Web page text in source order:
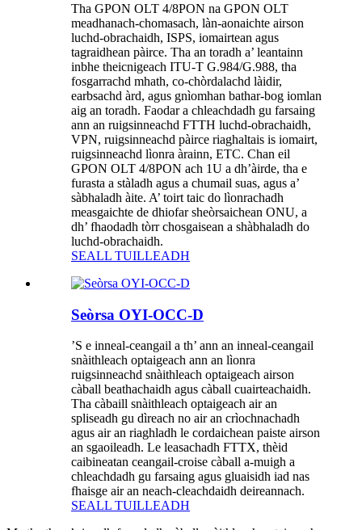
Tha GPON OLT 4/8PON na GPON OLT
meadhanach-chomasach, làn-aonaichte airson
luchd-obrachaidh, ISPS, iomairtean agus
tagraidhean pàirce. Tha an toradh a’ leantainn
inbhe theicnigeach ITU-T G.984/G.988, tha
fosgarrachd mhath, co-chòrdalachd làidir,
earbsachd àrd, agus gnìomhan bathar-bog iomlan
aig an toradh. Faodar a chleachdadh gu farsaing
ann an ruigsinneachd FTTH luchd-obrachaidh,
VPN, ruigsinneachd pàirce riaghaltais is iomairt,
ruigsinneachd lìonra àrainn, ETC. Chan eil
GPON OLT 4/8PON ach 1U a dh’àirde, tha e
furasta a stàladh agus a chumail suas, agus a’
sàbhaladh àite. A’ toirt taic do lìonrachadh
measgaichte de dhiofar sheòrsaichean ONU, a
dh’ fhaodadh tòrr chosgaisean a shàbhaladh do
luchd-obrachaidh.
SEALL TUILLEADH
Seòrsa OYI-OCC-D
’S e inneal-ceangail a th’ ann an inneal-ceangail
snàithleach optaigeach ann an lìonra
ruigsinneachd snàithleach optaigeach airson
càball beathachaidh agus càball cuairteachaidh.
Tha càbaill snàithleach optaigeach air an
spliseadh gu dìreach no air an crìochnachadh
agus air an riaghladh le cordaichean paiste airson
an sgaoileadh. Le leasachadh FTTX, thèid
caibineatan ceangail-croise càball a-muigh a
chleachdadh gu farsaing agus gluaisidh iad nas
fhaisge air an neach-cleachdaidh deireannach.
SEALL TUILLEADH